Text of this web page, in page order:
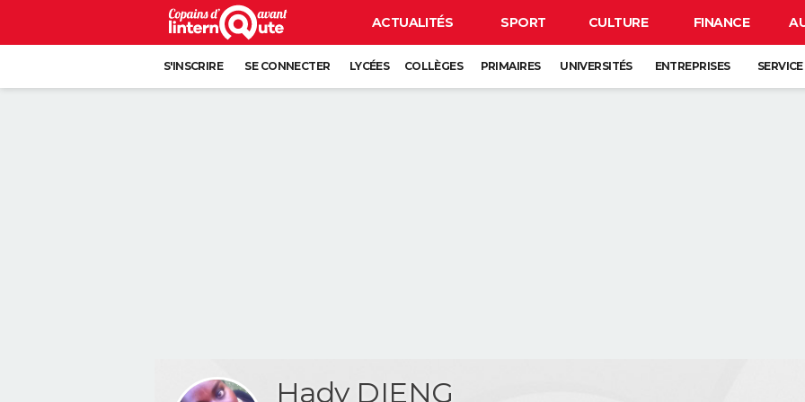
ACTUALITÉS SPORT CULTURE FINANCE
S'INSCRIRE SE CONNECTER LYCÉES COLLÈGES PRIMAIRES UNIVERSITÉS ENTREPRISES
Hady DIENG